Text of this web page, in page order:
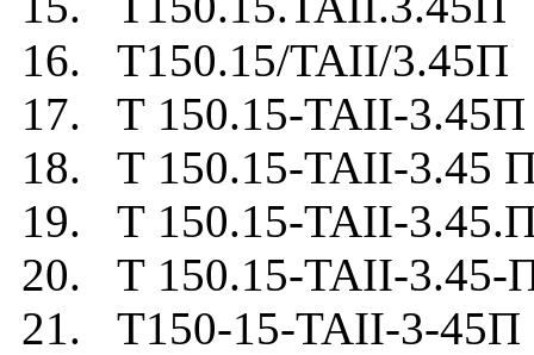
16. Т150.15/TAII/3.45П
17. Т 150.15-TAII-3.45П
18. Т 150.15-TAII-3.45
19. Т 150.15-TAII-
20. Т 150.15-TAII-3.45-
21. Т150-15-TAII-3-45П